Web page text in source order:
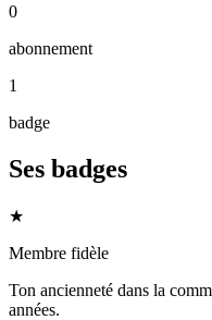
0
abonnement
1
badge
Ses badges
★
Membre fidèle
Ton ancienneté dans la
années.